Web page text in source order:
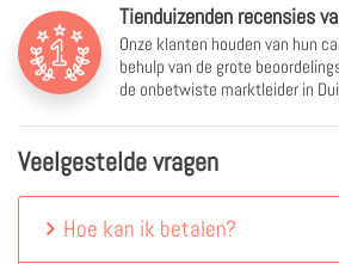
Tienduizenden recensies
Onze klanten houden van hun
behulp van de grote
de onbetwiste marktleider in
Veelgestelde vragen
Hoe kan ik betalen?